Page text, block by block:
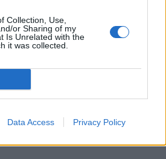
Collection, Use,
or Sharing of my
Is Unrelated with the
it was collected.
Data Access Privacy Policy
näkyy ilmaiseksi TV:stä –
ottelun
U21 EM-kisat 2025 – tässä
ja Suomen joukkue